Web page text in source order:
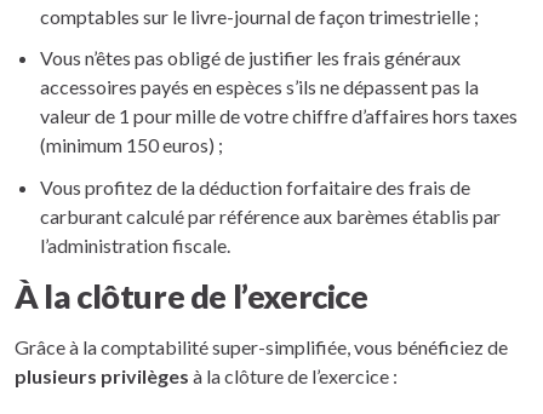
comptables sur le livre-journal de façon trimestrielle ;
Vous n’êtes pas obligé de justifier les frais généraux
accessoires payés en espèces s’ils ne dépassent pas la
valeur de 1 pour mille de votre chiffre d’affaires hors taxes
(minimum 150 euros) ;
Vous profitez de la déduction forfaitaire des frais de
carburant calculé par référence aux barèmes établis par
l’administration fiscale.
À la clôture de l’exercice
Grâce à la comptabilité super-simplifiée, vous bénéficiez de
plusieurs privilèges à la clôture de l’exercice :